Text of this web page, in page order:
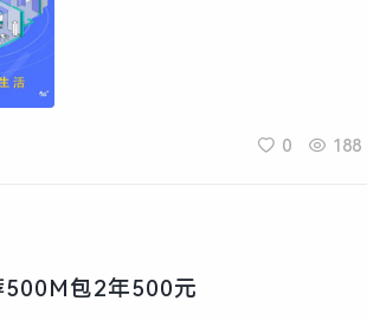
0 188
500M包2年500元